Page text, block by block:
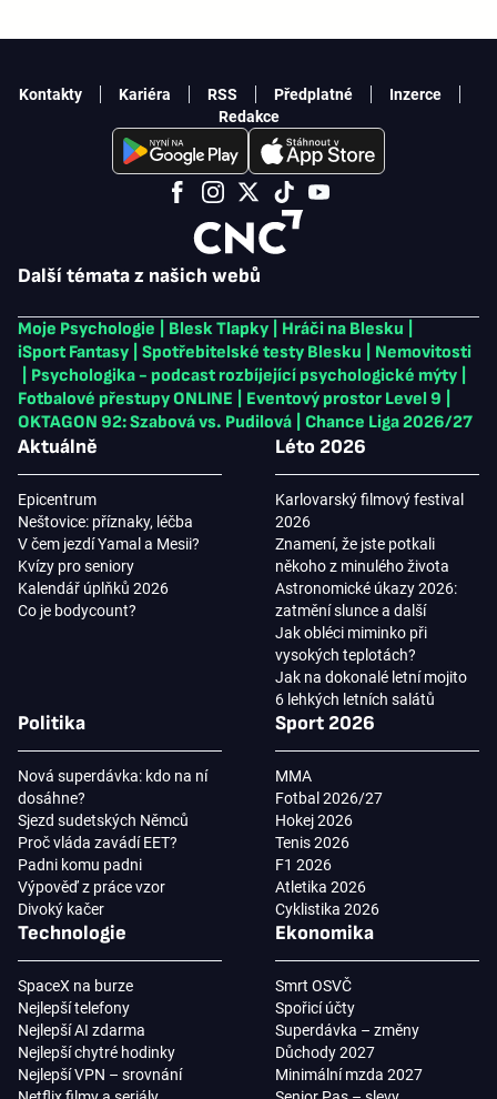
Další témata z našich webů
Moje Psychologie Blesk Tlapky Hráči na Blesku
iSport Fantasy
Spotřebitelské testy Blesku
Nemovitosti
Psychologika - podcast rozbíjející psychologické mýty
Fotbalové přestupy ONLINE
Eventový prostor Level 9
OKTAGON 92: Szabová vs. Pudilová
Chance Liga 2026/27
Aktuálně
Epicentrum
Neštovice: příznaky, léčba
V čem jezdí Yamal a Mesii?
Kvízy pro seniory
Kalendář úplňků 2026
Co je bodycount?
Léto 2026
Karlovarský filmový festival
2026
Znamení, že jste potkali
někoho z minulého života
Astronomické úkazy 2026:
zatmění slunce a další
Jak obléci miminko při
vysokých teplotách?
Jak na dokonalé letní mojito
6 lehkých letních salátů
Politika
Nová superdávka: kdo na ní
dosáhne?
Sjezd sudetských Němců
Proč vláda zavádí EET?
Padni komu padni
Výpověď z práce vzor
Divoký kačer
Sport 2026
MMA
Fotbal 2026/27
Hokej 2026
Tenis 2026
F1 2026
Atletika 2026
Cyklistika 2026
Technologie
SpaceX na burze
Nejlepší telefony
Nejlepší AI zdarma
Nejlepší chytré hodinky
Nejlepší VPN – srovnání
Ekonomika
Smrt OSVČ
Spořicí účty
Superdávka – změny
Důchody 2027
Minimální mzda 2027
Kontakty Kariéra RSS Předplatné
Inzerce
Redakce